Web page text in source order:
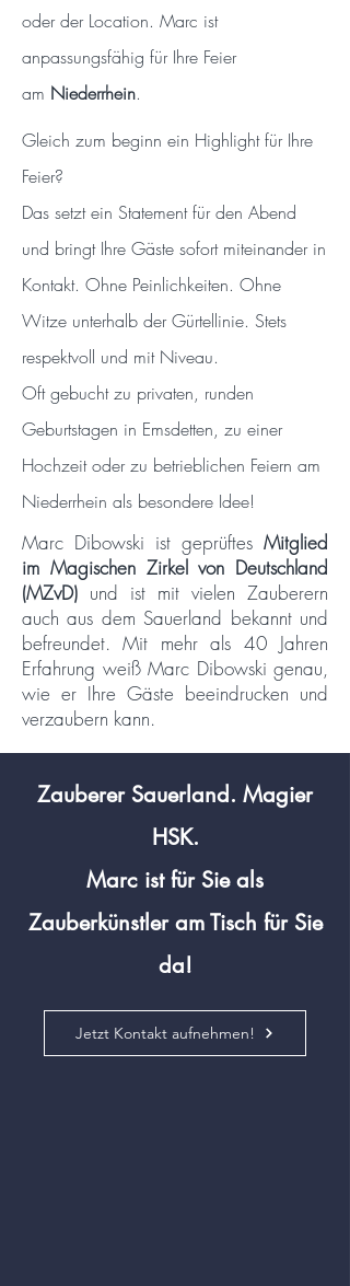
oder der Location. Marc ist
anpassungsfähig für Ihre Feier
am Niederrhein.
Gleich zum beginn ein Highlight für Ihre
Feier?
Das setzt ein Statement für den Abend
und bringt Ihre Gäste sofort miteinander in
Kontakt. Ohne Peinlichkeiten. Ohne
Witze unterhalb der Gürtellinie. Stets
respektvoll und mit Niveau.
Oft gebucht zu privaten, runden
Geburtstagen in Emsdetten, zu einer
Hochzeit oder zu betrieblichen Feiern am
Niederrhein als besondere Idee!
Marc Dibowski ist geprüftes Mitglied
im Magischen Zirkel von Deutschland
(MZvD) und ist mit vielen Zauberern
auch aus dem Sauerland bekannt und
befreundet. Mit mehr als 40 Jahren
Erfahrung weiß Marc Dibowski genau,
wie er Ihre Gäste beeindrucken und
verzaubern kann.
Zauberer Sauerland. Magier
HSK.
Marc ist für Sie als
Zauberkünstler am Tisch für Sie
da!
Jetzt Kontakt aufnehmen!